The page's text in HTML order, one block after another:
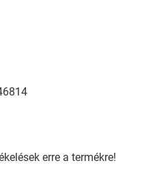
erre a termékre!